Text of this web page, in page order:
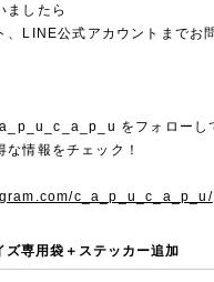
ましたら
、LINE公式アカウントまでお
をフォローし
情報をチェック！
c_a_p_u_c_a_p_u/
専用袋＋ステッカー追加